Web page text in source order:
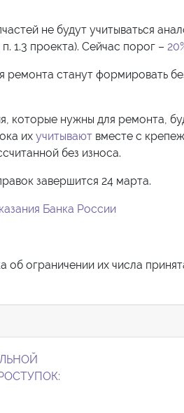
не будут учитываться
1.3 проекта). Сейчас порог –
станут формировать
которые нужны для ремонта,
их учитывают вместе с
без износа.
завершится 24 марта.
Банка России
ограничении их числа